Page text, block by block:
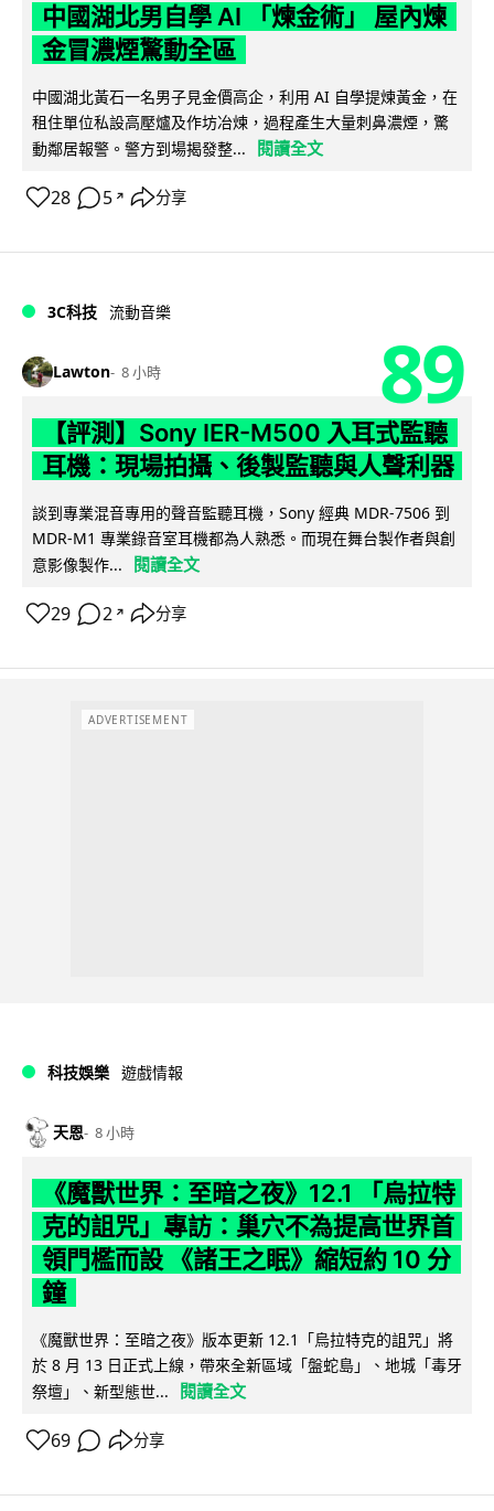
中國湖北男自學 AI 「煉金術」 屋內煉
金冒濃煙驚動全區
中國湖北黃石一名男子見金價高企，利用 AI 自學提煉黃金，在
租住單位私設高壓爐及作坊冶煉，過程產生大量刺鼻濃煙，驚
動鄰居報警。警方到場揭發整...
閱讀全文
28 5 ↗ 分享
3C科技 流動音樂
Lawton 8 小時 89
【評測】Sony IER-M500 入耳式監聽
耳機：現場拍攝、後製監聽與人聲利器
談到專業混音專用的聲音監聽耳機，Sony 經典 MDR-7506 到
MDR-M1 專業錄音室耳機都為人熟悉。而現在舞台製作者與創
意影像製作...
閱讀全文
29 2 ↗ 分享
ADVERTISEMENT
科技娛樂 遊戲情報
天恩 8 小時
《魔獸世界：至暗之夜》12.1 「烏拉特
克的詛咒」專訪：巢穴不為提高世界首
領門檻而設 《諸王之眠》縮短約 10 分
鐘
《魔獸世界：至暗之夜》版本更新 12.1「烏拉特克的詛咒」將
於 8 月 13 日正式上線，帶來全新區域「盤蛇島」、地城「毒牙
祭壇」、新型態世...
閱讀全文
69 分享